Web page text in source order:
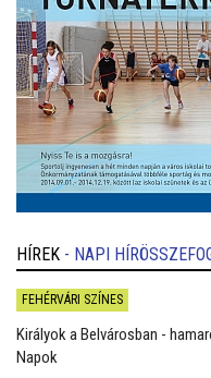
HÍREK - NAPI
FEHÉRVÁRI SZÍNES
Királyok a Belvárosban -
Napok